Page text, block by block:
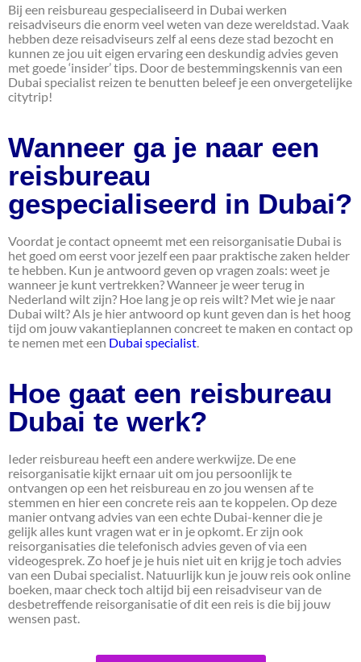
Bij een reisbureau gespecialiseerd in Dubai werken
reisadviseurs die enorm veel weten van deze wereldstad. Vaak
hebben deze reisadviseurs zelf al eens deze stad bezocht en
kunnen ze jou uit eigen ervaring een deskundig advies geven
met goede ‘insider’ tips. Door de bestemmingskennis van een
Dubai specialist reizen te benutten beleef je een onvergetelijke
citytrip!
Wanneer ga je naar een
reisbureau
gespecialiseerd in Dubai?
Voordat je contact opneemt met een reisorganisatie Dubai is
het goed om eerst voor jezelf een paar praktische zaken helder
te hebben. Kun je antwoord geven op vragen zoals: weet je
wanneer je kunt vertrekken? Wanneer je weer terug in
Nederland wilt zijn? Hoe lang je op reis wilt? Met wie je naar
Dubai wilt? Als je hier antwoord op kunt geven dan is het hoog
tijd om jouw vakantieplannen concreet te maken en contact op
te nemen met een Dubai specialist
Hoe gaat een reisbureau
Dubai te werk?
Ieder reisbureau heeft een andere werkwijze. De ene
reisorganisatie kijkt ernaar uit om jou persoonlijk te
ontvangen op een het reisbureau en zo jou wensen af te
stemmen en hier een concrete reis aan te koppelen. Op deze
manier ontvang advies van een echte Dubai-kenner die je
gelijk alles kunt vragen wat er in je opkomt. Er zijn ook
reisorganisaties die telefonisch advies geven of via een
videogesprek. Zo hoef je je huis niet uit en krijg je toch advies
van een Dubai specialist. Natuurlijk kun je jouw reis ook online
boeken, maar check toch altijd bij een reisadviseur van de
desbetreffende reisorganisatie of dit een reis is die bij jouw
wensen past.